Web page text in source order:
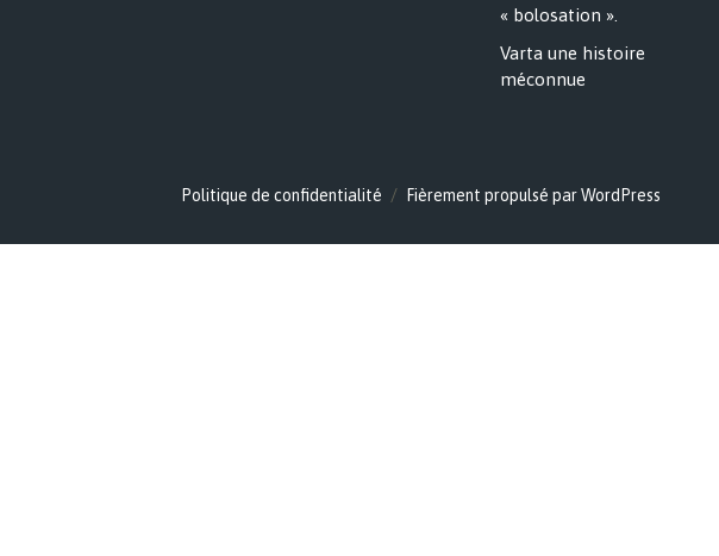
« bolosation ».
Varta une histoire
méconnue
Politique de confidentialité Fièrement propulsé par WordPress